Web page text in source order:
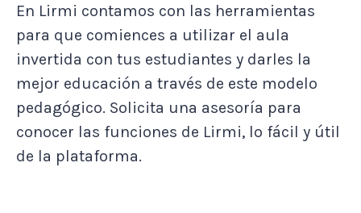
En Lirmi contamos con las herramientas
para que comiences a utilizar el aula
invertida con tus estudiantes y darles la
mejor educación a través de este modelo
pedagógico. Solicita una asesoría para
conocer las funciones de Lirmi, lo fácil y útil
de la plataforma.